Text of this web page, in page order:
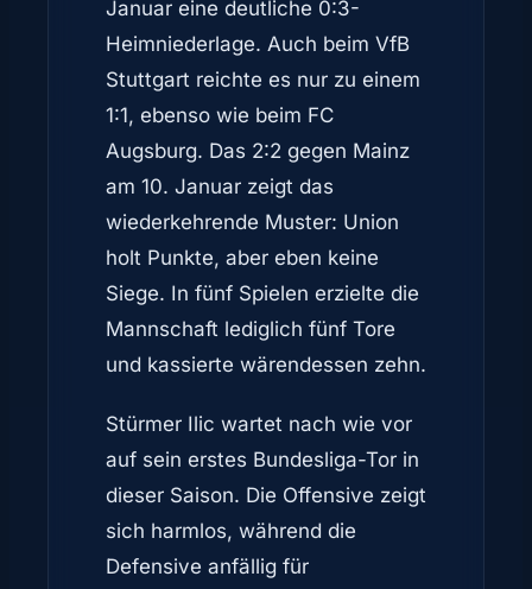
Januar eine deutliche 0:3-
Heimniederlage. Auch beim VfB
Stuttgart reichte es nur zu einem
1:1, ebenso wie beim FC
Augsburg. Das 2:2 gegen Mainz
am 10. Januar zeigt das
wiederkehrende Muster: Union
holt Punkte, aber eben keine
Siege. In fünf Spielen erzielte die
Mannschaft lediglich fünf Tore
und kassierte wärendessen zehn.
Stürmer Ilic wartet nach wie vor
auf sein erstes Bundesliga-Tor in
dieser Saison. Die Offensive zeigt
sich harmlos, während die
Defensive anfällig für